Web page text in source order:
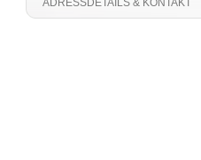
ADRESSDETAILS & KONTAKT